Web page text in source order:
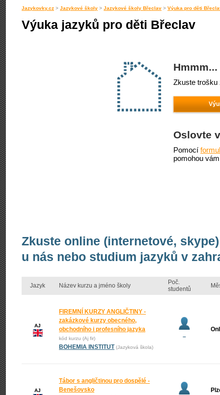
Jazykovky.cz > Jazykové školy > Jazykové školy Břeclav > Výuka pro děti
Výuka jazyků pro děti Břeclav
Zkuste trošku
Oslovte
Pomocí
pomohou
Zkuste online (internetové,
u nás nebo studium jazyků v
Jazyk Název kurzu a jméno školy
Poč.
studentů
AJ
FIREMNÍ KURZY ANGLIČTINY -
zakázkové kurzy obecného,
obchodního i profesního jazyka
kód kurzu (Aj fir)
BOHEMIA INSTITUT (Jazyková škola)
–
AJ
Tábor s angličtinou pro dospělé -
Benešovsko